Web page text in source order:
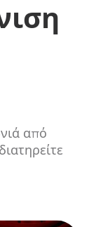
από